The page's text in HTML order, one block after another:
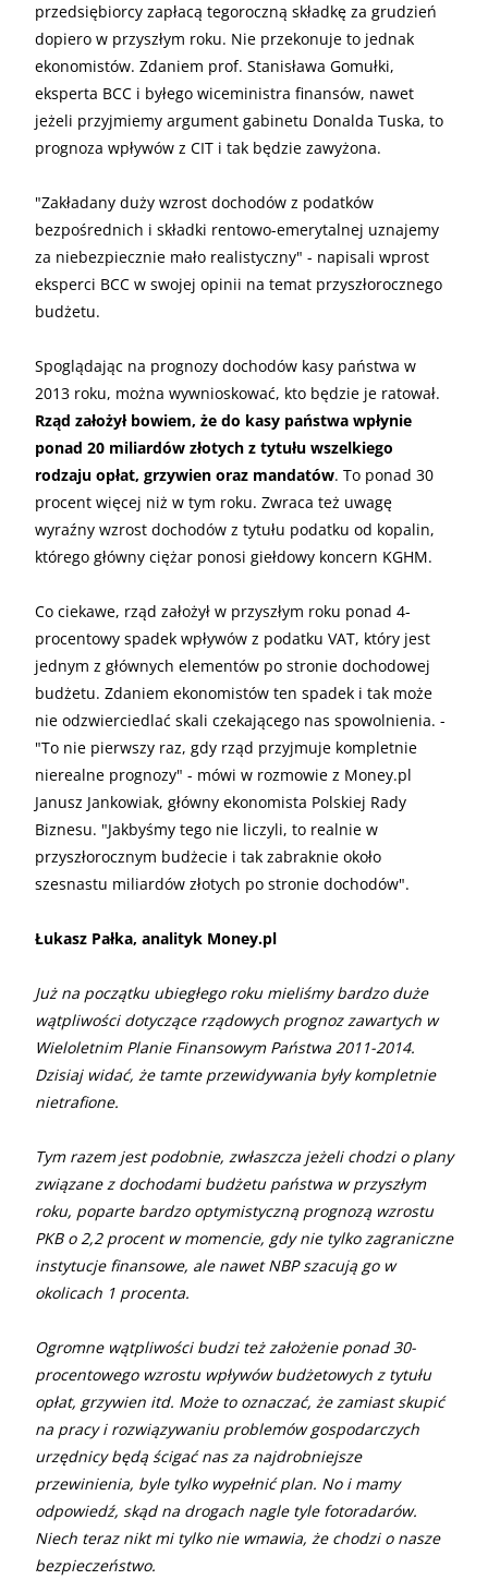
przedsiębiorcy zapłacą tegoroczną składkę za grudzień
dopiero w przyszłym roku. Nie przekonuje to jednak
ekonomistów. Zdaniem prof. Stanisława Gomułki,
eksperta BCC i byłego wiceministra finansów, nawet
jeżeli przyjmiemy argument gabinetu Donalda Tuska, to
prognoza wpływów z CIT i tak będzie zawyżona.
"Zakładany duży wzrost dochodów z podatków
bezpośrednich i składki rentowo-emerytalnej uznajemy
za niebezpiecznie mało realistyczny" - napisali wprost
eksperci BCC w swojej opinii na temat przyszłorocznego
budżetu.
Spoglądając na prognozy dochodów kasy państwa w
2013 roku, można wywnioskować, kto będzie je ratował.
Rząd założył bowiem, że do kasy państwa wpłynie
ponad 20 miliardów złotych z tytułu wszelkiego
rodzaju opłat, grzywien oraz mandatów. To ponad 30
procent więcej niż w tym roku. Zwraca też uwagę
wyraźny wzrost dochodów z tytułu podatku od kopalin,
którego główny ciężar ponosi giełdowy koncern KGHM.
Co ciekawe, rząd założył w przyszłym roku ponad 4-
procentowy spadek wpływów z podatku VAT, który jest
jednym z głównych elementów po stronie dochodowej
budżetu. Zdaniem ekonomistów ten spadek i tak może
nie odzwierciedlać skali czekającego nas spowolnienia. -
"To nie pierwszy raz, gdy rząd przyjmuje kompletnie
nierealne prognozy" - mówi w rozmowie z Money.pl
Janusz Jankowiak, główny ekonomista Polskiej Rady
Biznesu. "Jakbyśmy tego nie liczyli, to realnie w
przyszłorocznym budżecie i tak zabraknie około
szesnastu miliardów złotych po stronie dochodów".
Łukasz Pałka, analityk Money.pl
Już na początku ubiegłego roku mieliśmy bardzo duże
wątpliwości dotyczące rządowych prognoz zawartych w
Wieloletnim Planie Finansowym Państwa 2011-2014.
Dzisiaj widać, że tamte przewidywania były kompletnie
nietrafione.
Tym razem jest podobnie, zwłaszcza jeżeli chodzi o plany
związane z dochodami budżetu państwa w przyszłym
roku, poparte bardzo optymistyczną prognozą wzrostu
PKB o 2,2 procent w momencie, gdy nie tylko zagraniczne
instytucje finansowe, ale nawet NBP szacują go w
okolicach 1 procenta.
Ogromne wątpliwości budzi też założenie ponad 30-
procentowego wzrostu wpływów budżetowych z tytułu
opłat, grzywien itd. Może to oznaczać, że zamiast skupić
na pracy i rozwiązywaniu problemów gospodarczych
urzędnicy będą ścigać nas za najdrobniejsze
przewinienia, byle tylko wypełnić plan. No i mamy
odpowiedź, skąd na drogach nagle tyle fotoradarów.
Niech teraz nikt mi tylko nie wmawia, że chodzi o nasze
bezpieczeństwo.